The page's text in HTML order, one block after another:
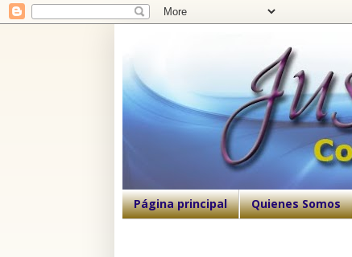
Página principal Quienes Somos